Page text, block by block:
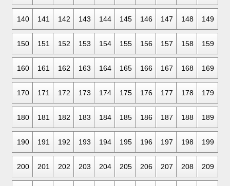
140 141 142 143 144 145 146 147 148 149
150 151 152 153 154 155 156 157 158 159
160 161 162 163 164 165 166 167 168 169
170 171 172 173 174 175 176 177 178 179
180 181 182 183 184 185 186 187 188 189
190 191 192 193 194 195 196 197 198 199
200 201 202 203 204 205 206 207 208 209